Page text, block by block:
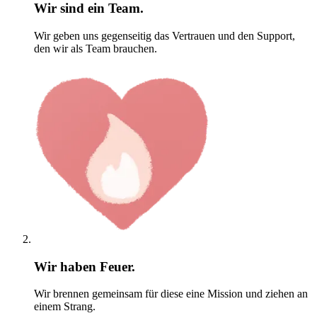
Wir sind ein Team.
Wir geben uns gegenseitig das Vertrauen und den Support,
den wir als Team brauchen.
Wir haben Feuer.
Wir brennen gemeinsam für diese eine Mission und ziehen an
einem Strang.